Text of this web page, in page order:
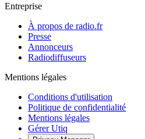
Entreprise
À propos de radio.fr
Presse
Annonceurs
Radiodiffuseurs
Mentions légales
Conditions d'utilisation
Politique de confidentialité
Mentions légales
Gérer Utiq